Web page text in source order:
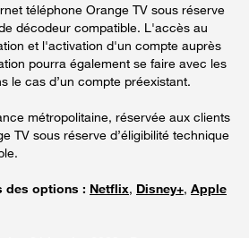
téléphone Orange TV sous réserve
décodeur compatible. L'accès au
et l'activation d'un compte auprès
pourra également se faire avec les
le cas d’un compte préexistant.
métropolitaine, réservée aux clients
TV sous réserve d’éligibilité technique
des options : Netflix, Disney+, Apple